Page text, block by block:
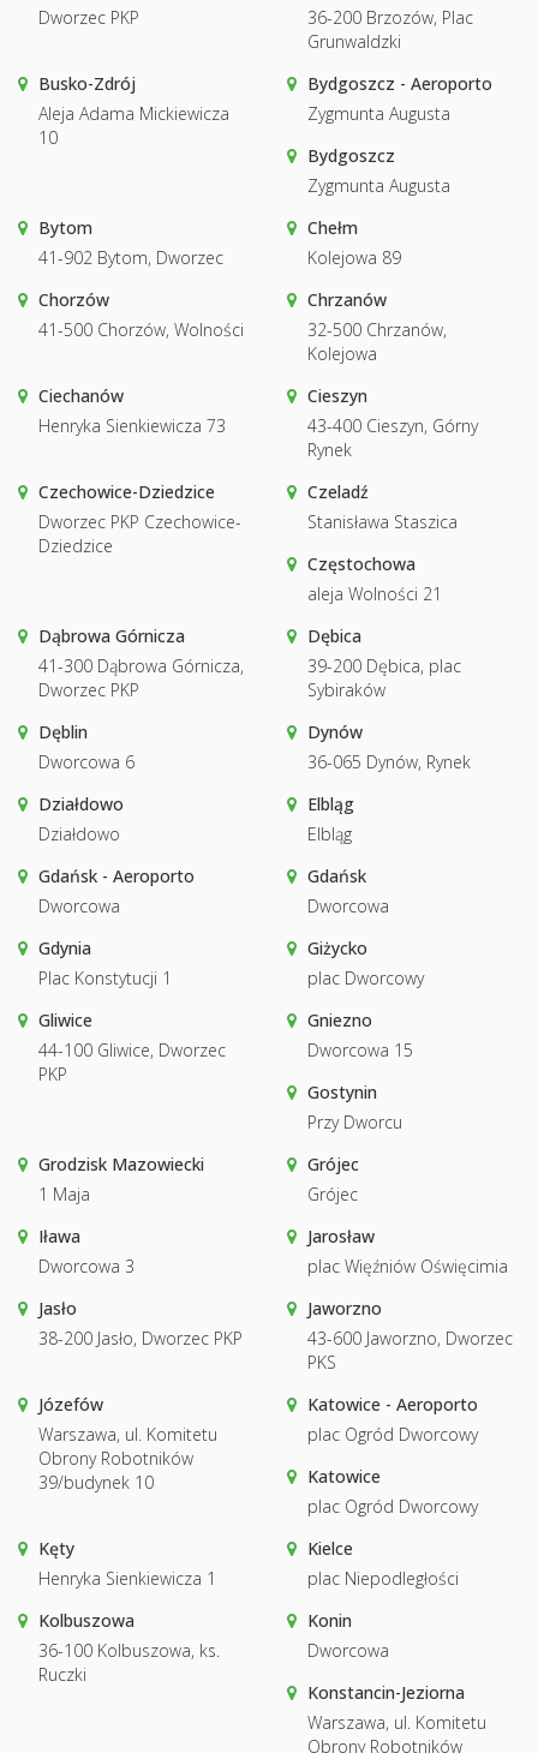
Dworzec PKP
36-200 Brzozów, Plac
Grunwaldzki
Busko-Zdrój
Aleja Adama Mickiewicza
10
Bydgoszcz - Aeroporto
Zygmunta Augusta
Bydgoszcz
Zygmunta Augusta
Bytom
41-902 Bytom, Dworzec
Chełm
Kolejowa 89
Chorzów
41-500 Chorzów, Wolności
Chrzanów
32-500 Chrzanów,
Kolejowa
Ciechanów
Henryka Sienkiewicza 73
Cieszyn
43-400 Cieszyn, Górny
Rynek
Czechowice-Dziedzice
Dworzec PKP Czechowice-
Dziedzice
Czeladź
Stanisława Staszica
Częstochowa
aleja Wolności 21
Dąbrowa Górnicza
41-300 Dąbrowa Górnicza,
Dworzec PKP
Dębica
39-200 Dębica, plac
Sybiraków
Dęblin
Dworcowa 6
Dynów
36-065 Dynów, Rynek
Działdowo
Działdowo
Elbląg
Elbląg
Gdańsk - Aeroporto
Dworcowa
Gdańsk
Dworcowa
Gdynia
Plac Konstytucji 1
Giżycko
plac Dworcowy
Gliwice
44-100 Gliwice, Dworzec
PKP
Gniezno
Dworcowa 15
Gostynin
Przy Dworcu
Grodzisk Mazowiecki
1 Maja
Grójec
Grójec
Iława
Dworcowa 3
Jarosław
plac Więźniów Oświęcimia
Jasło
38-200 Jasło, Dworzec PKP
Jaworzno
43-600 Jaworzno, Dworzec
PKS
Józefów
Warszawa, ul. Komitetu
Obrony Robotników
39/budynek 10
Katowice - Aeroporto
plac Ogród Dworcowy
Katowice
plac Ogród Dworcowy
Kęty
Henryka Sienkiewicza 1
Kielce
plac Niepodległości
Kolbuszowa
36-100 Kolbuszowa, ks.
Ruczki
Konin
Dworcowa
Konstancin-Jeziorna
Warszawa, ul. Komitetu
Obrony Robotników